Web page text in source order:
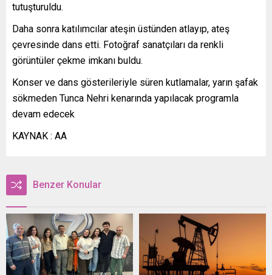
tutuşturuldu.
Daha sonra katılımcılar ateşin üstünden atlayıp, ateş
çevresinde dans etti. Fotoğraf sanatçıları da renkli
görüntüler çekme imkanı buldu.
Konser ve dans gösterileriyle süren kutlamalar, yarın şafak
sökmeden Tunca Nehri kenarında yapılacak programla
devam edecek
KAYNAK : AA
Benzer Konular